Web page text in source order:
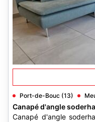
Port-de-Bouc (13)
Canapé d'angle
Canapé d'angle